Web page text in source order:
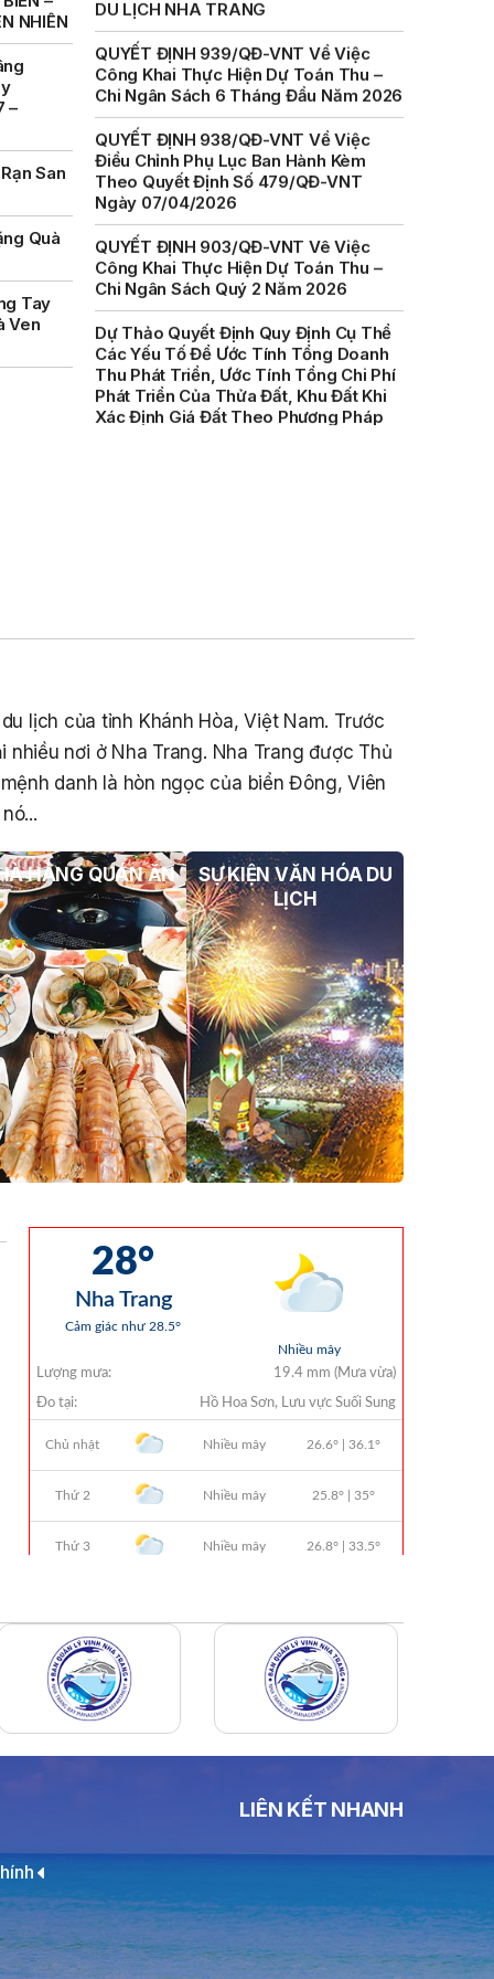
NHIÊN
–
San
Quà
Tay
Ven
Công Khai Thực Hiện Dự Toán Thu –
Chi Ngân Sách 6 Tháng Đầu Năm 2026
QUYẾT ĐỊNH 938/QĐ-VNT Về Việc
Điều Chỉnh Phụ Lục Ban Hành Kèm
Theo Quyết Định Số 479/QĐ-VNT
Ngày 07/04/2026
QUYẾT ĐỊNH 903/QĐ-VNT Vê Việc
Công Khai Thực Hiện Dự Toán Thu –
Chi Ngân Sách Quý 2 Năm 2026
Dự Thảo Quyết Định Quy Định Cụ Thể
Các Yếu Tố Để Ước Tính Tổng Doanh
Thu Phát Triển, Ước Tính Tổng Chi Phí
Phát Triển Của Thửa Đất, Khu Đất Khi
Xác Định Giá Đất Theo Phương Pháp
Thặng Dư Và Các Yếu Tố Ảnh Hưởng
Đến Giá Đất Khi Xác Định Giá Đất Cụ
Thể Trên Địa Bàn Tỉnh Khánh Hòa
Số KH-0387
641/TB-VNT Ngày 18/05/2026 Của
Ban Quản Lý Vịnh Nha Trang Về Việc
Lựa Chọn Tổ Chức Đấu Giá Tài Sản
NỘI QUY BẾN THỦY NỘI ĐỊA PHÚ QUÝ
NỘI QUY BẾN THỦY NỘI ĐỊA BẾN TÀU
DU LỊCH NHA TRANG
QUYẾT ĐỊNH 939/QĐ-VNT Về Việc
Công Khai Thực Hiện Dự Toán Thu –
Chi Ngân Sách 6 Tháng Đầu Năm 2026
QUYẾT ĐỊNH 938/QĐ-VNT Về Việc
Điều Chỉnh Phụ Lục Ban Hành Kèm
Theo Quyết Định Số 479/QĐ-VNT
Ngày 07/04/2026
QUYẾT ĐỊNH 903/QĐ-VNT Vê Việc
Công Khai Thực Hiện Dự Toán Thu –
Các Yếu Tố Để Ước Tính Tổng Doanh
Thu Phát Triển, Ước Tính Tổng Chi Phí
Phát Triển Của Thửa Đất, Khu Đất Khi
Xác Định Giá Đất Theo Phương Pháp
Thặng Dư Và Các Yếu Tố Ảnh Hưởng
Đến Giá Đất Khi Xác Định Giá Đất Cụ
THÔNG BÁO Số 707/TB-VNT: Kết Quả
Lựa Chọn Đơn Vị Tổ Chức Đấu Giá Tài
Sản Đối Với Mô Tô Nước Cứu Hộ VNT
01 Biển Số KH-0834
THÔNG BÁO Số 706/TB-VNT: Kết Quả
Lựa Chọn Đơn Vị Tổ Chức Đấu Giá Tài
THÔNG BÁO Số 659/TB-VNT Năm
2026 V/v Đính Chính Thông Báo Số
641/TB-VNT Ngày 18/05/2026 Của
Ban Quản Lý Vịnh Nha Trang Về Việc
Lựa Chọn Tổ Chức Đấu Giá Tài Sản
NỘI QUY BẾN THỦY NỘI ĐỊA PHÚ QUÝ
NỘI QUY BẾN THỦY NỘI ĐỊA BẾN TÀU
QUYẾT ĐỊNH 939/QĐ-VNT Về Việc
Công Khai Thực Hiện Dự Toán Thu –
Chi Ngân Sách 6 Tháng Đầu Năm 2026
lịch của tỉnh Khánh Hòa, Việt Nam. Trước
nơi ở Nha Trang. Nha Trang được Thủ
danh là hòn ngọc của biển Đông, Viên
HÀNG QUÁN ĂN
SỰ KIỆN VĂN HÓA DU
LỊCH
LIÊN KẾT NHANH